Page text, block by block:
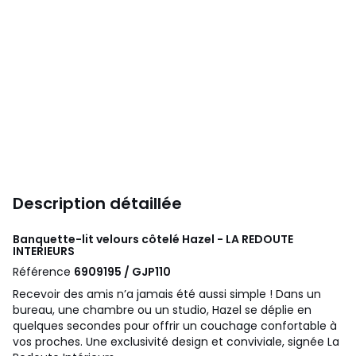
Description détaillée
Banquette-lit velours côtelé Hazel - LA REDOUTE
INTERIEURS
Référence 6909195 / GJP110
Recevoir des amis n’a jamais été aussi simple ! Dans un
bureau, une chambre ou un studio, Hazel se déplie en
quelques secondes pour offrir un couchage confortable à
vos proches. Une exclusivité design et conviviale, signée La